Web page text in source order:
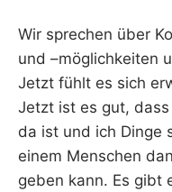
Wir sprechen über
und –möglichkeiten
Jetzt fühlt es sich
Jetzt ist es gut,
da ist und ich Dinge
einem Menschen
geben kann. Es gibt